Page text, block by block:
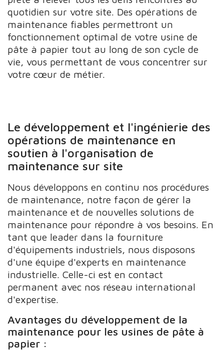
quotidien sur votre site. Des opérations de
maintenance fiables permettront un
fonctionnement optimal de votre usine de
pâte à papier tout au long de son cycle de
vie, vous permettant de vous concentrer sur
votre cœur de métier.
Le développement et l'ingénierie des
opérations de maintenance en
soutien à l'organisation de
maintenance sur site
Nous développons en continu nos procédures
de maintenance, notre façon de gérer la
maintenance et de nouvelles solutions de
maintenance pour répondre à vos besoins. En
tant que leader dans la fourniture
d'équipements industriels, nous disposons
d'une équipe d'experts en maintenance
industrielle. Celle-ci est en contact
permanent avec nos réseau international
d'expertise.
Avantages du développement de la
maintenance pour les usines de pâte à
papier :